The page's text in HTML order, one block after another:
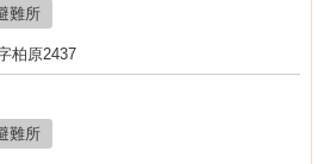
難所
柏原2437
難所